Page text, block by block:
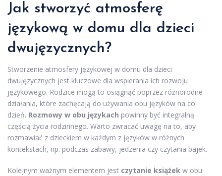
Jak stworzyć atmosferę
językową w domu dla dzieci
dwujęzycznych?
Stworzenie atmosfery językowej w domu dla dzieci
dwujęzycznych jest kluczowe dla wspierania ich rozwoju
językowego. Rodzice mogą to osiągnąć poprzez różnorodne
działania, które zachęcają do używania obu języków na co
dzień. Rozmowy w obu językach powinny być integralną
częścią życia rodzinnego. Warto zwracać uwagę na to, aby
rozmawiać z dzieckiem w każdym z języków w różnych
kontekstach, np. podczas zabawy, jedzenia czy czytania bajek.
Kolejnym ważnym elementem jest czytanie książek w obu